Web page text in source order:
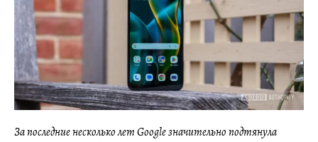
За последние несколько лет Google значительно подтянула